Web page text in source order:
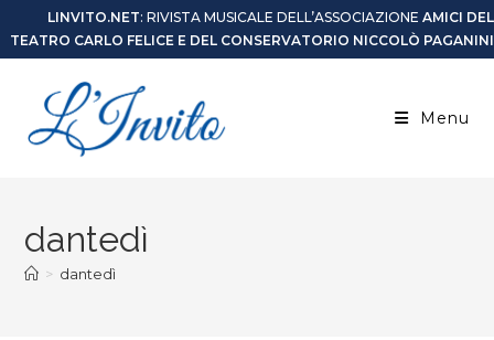
LINVITO.NET: RIVISTA MUSICALE DELL’ASSOCIAZIONE AMICI DEL
TEATRO CARLO FELICE E DEL CONSERVATORIO NICCOLÒ PAGANINI
Menu
dantedì
> dantedì